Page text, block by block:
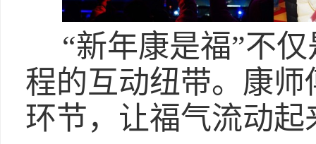
“新年康是福”不
程的互动纽带。康
环节，让福气流动起